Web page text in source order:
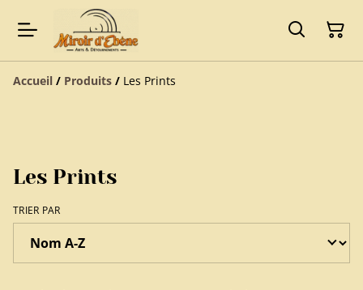
Accueil / Produits / Les Prints
Les Prints
TRIER PAR